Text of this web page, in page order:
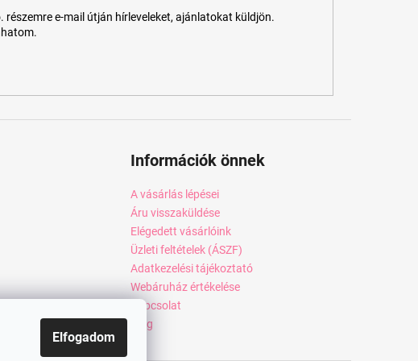
Elfogadom
e-mail útján hírleveleket, ajánlatokat küldjön.
Információk önnek
A vásárlás lépései
Áru visszaküldése
Elégedett vásárlóink
Üzleti feltételek (ÁSZF)
Adatkezelési tájékoztató
Webáruház értékelése
Kapcsolat
Blog